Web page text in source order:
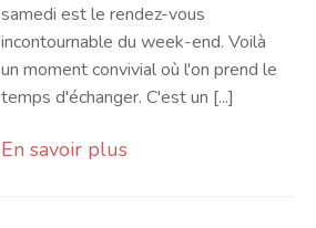
samedi est le rendez-vous
incontournable du week-end. Voilà
un moment convivial où l'on prend le
temps d'échanger. C'est un [...]
En savoir plus